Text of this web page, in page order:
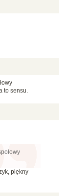
to sensu.
piękny